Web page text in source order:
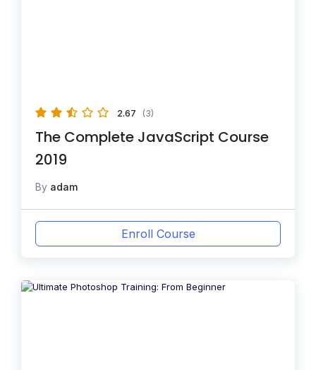
2.67 (3)
The Complete JavaScript Course
2019
By adam
Enroll Course